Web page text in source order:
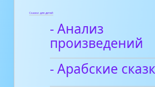
Сказки для детей
- Анализ
произведений
- Арабские